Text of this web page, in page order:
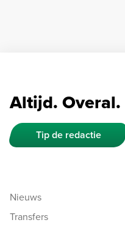
Altijd. Overal.
Tip de redactie
Nieuws
Transfers